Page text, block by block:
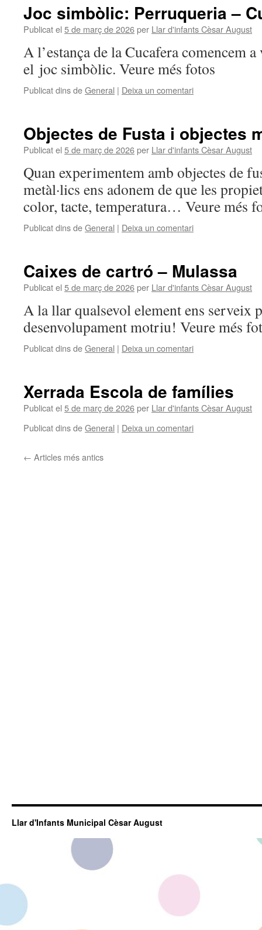
Joc simbòlic: Perruqueria –
Publicat el 5 de març de 2026per Llar d'infants Cèsar August
A l’estança de la Cucafera comencem
el joc simbòlic. Veure més fotos
Publicat dins deGeneral | Deixa un comentari
Objectes de Fusta i objectes
Publicat el 5 de març de 2026per Llar d'infants Cèsar August
Quan experimentem amb objectes de
metàl·lics ens adonem de que les
color, tacte, temperatura… Veure més
Publicat dins deGeneral | Deixa un comentari
Caixes de cartró – Mulassa
Publicat el 5 de març de 2026per Llar d'infants Cèsar August
A la llar qualsevol element ens serveix
desenvolupament motriu! Veure més
Publicat dins deGeneral | Deixa un comentari
Xerrada Escola de famílies
Publicat el 5 de març de 2026per Llar d'infants Cèsar August
Publicat dins deGeneral | Deixa un comentari
← Articles més antics
Llar d'Infants Municipal Cèsar August